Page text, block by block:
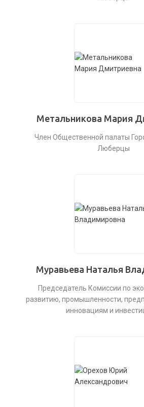
Метальникова Мария
Член Общественной палаты
Люберцы
Муравьева Наталья
Председатель Комиссии по
развитию, промышленности,
инновациям и